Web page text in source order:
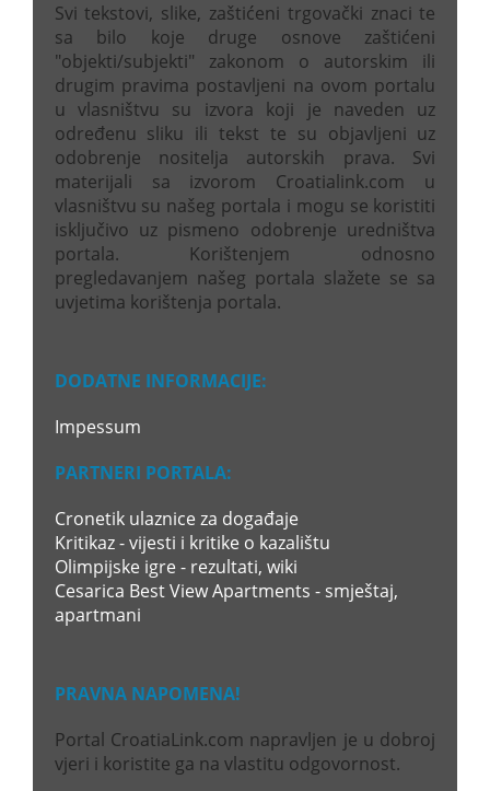
Svi tekstovi, slike, zaštićeni trgovački znaci te
sa bilo koje druge osnove zaštićeni
"objekti/subjekti" zakonom o autorskim ili
drugim pravima postavljeni na ovom portalu
u vlasništvu su izvora koji je naveden uz
određenu sliku ili tekst te su objavljeni uz
odobrenje nositelja autorskih prava. Svi
materijali sa izvorom Croatialink.com u
vlasništvu su našeg portala i mogu se koristiti
isključivo uz pismeno odobrenje uredništva
portala. Korištenjem odnosno
pregledavanjem našeg portala slažete se sa
uvjetima korištenja portala.
DODATNE INFORMACIJE:
Impessum
PARTNERI PORTALA:
Cronetik ulaznice za događaje
Kritikaz - vijesti i kritike o kazalištu
Olimpijske igre - rezultati, wiki
Cesarica Best View Apartments - smještaj,
apartmani
PRAVNA NAPOMENA!
Portal CroatiaLink.com napravljen je u dobroj
vjeri i koristite ga na vlastitu odgovornost.